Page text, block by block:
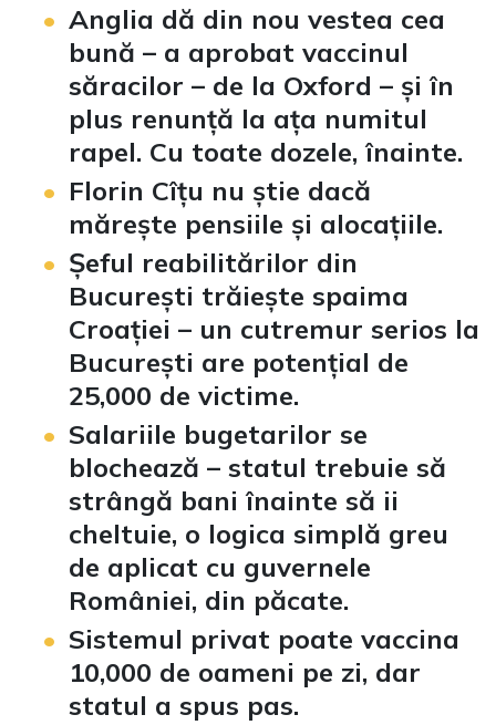
Anglia dă din nou vestea cea
bună – a aprobat vaccinul
săracilor – de la Oxford – și în
plus renunță la ața numitul
rapel. Cu toate dozele, înainte.
Florin Cîțu nu știe dacă
mărește pensiile și alocațiile.
Șeful reabilitărilor din
București trăiește spaima
Croației – un cutremur serios la
București are potențial de
25,000 de victime.
Salariile bugetarilor se
blochează – statul trebuie să
strângă bani înainte să ii
cheltuie, o logica simplă greu
de aplicat cu guvernele
României, din păcate.
Sistemul privat poate vaccina
10,000 de oameni pe zi, dar
statul a spus pas.